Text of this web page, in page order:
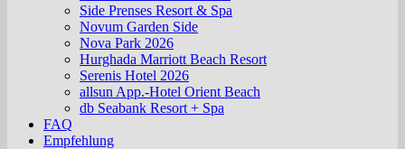
Side Prenses Resort & Spa
Novum Garden Side
Nova Park 2026
Hurghada Marriott Beach Resort
Serenis Hotel 2026
allsun App.-Hotel Orient Beach
db Seabank Resort + Spa
FAQ
Empfehlung